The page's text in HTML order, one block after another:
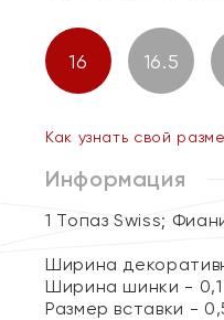
16 16.5
Как узнать свой
Информация
1 Топаз Swiss;
Ширина
Ширина шинки -
Размер вставки -